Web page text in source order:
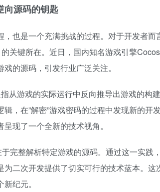
向源码的钥匙
也是一个充满挑战的过程。对于开发者
关键所在。近日，国内知名游戏引擎
的源码，引发行业广泛关注。
从游戏的实际运行中反向推导出游戏的构
，在”解密”游戏密码的过程中发现新的开
现了一个全新的技术视角。
完整解析特定游戏的源码。通过这一实践
二次开发提供了切实可行的技术蓝本。
纪元。